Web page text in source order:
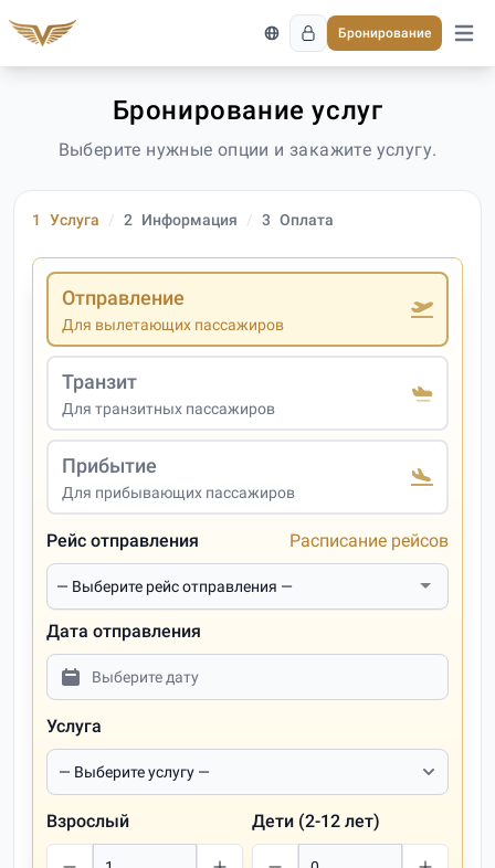
Бронирование
Бронирование услуг
Выберите нужные опции и закажите услугу.
1 Услуга 2 Информация 3 Оплата
Отправление
Для вылетающих пассажиров
Транзит
Для транзитных пассажиров
Прибытие
Для прибывающих пассажиров
Рейс отправления Расписание рейсов
Дата отправления
Услуга
Взрослый Дети (2-12 лет)